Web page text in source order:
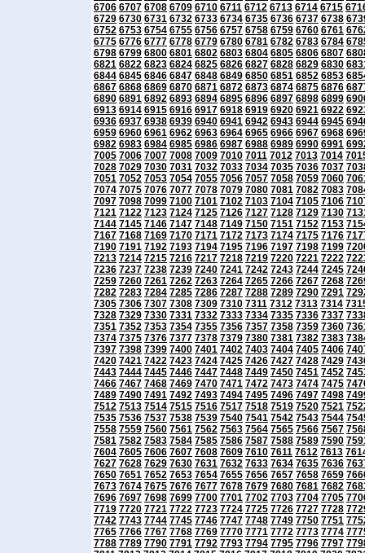
6706 6707 6708 6709 6710 6711 6712 6713 6714 6715
6729 6730 6731 6732 6733 6734 6735 6736 6737 6738
6752 6753 6754 6755 6756 6757 6758 6759 6760 6761
6775 6776 6777 6778 6779 6780 6781 6782 6783 6784
6798 6799 6800 6801 6802 6803 6804 6805 6806 6807
6821 6822 6823 6824 6825 6826 6827 6828 6829 6830
6844 6845 6846 6847 6848 6849 6850 6851 6852 6853
6867 6868 6869 6870 6871 6872 6873 6874 6875 6876
6890 6891 6892 6893 6894 6895 6896 6897 6898 6899
6913 6914 6915 6916 6917 6918 6919 6920 6921 6922
6936 6937 6938 6939 6940 6941 6942 6943 6944 6945
6959 6960 6961 6962 6963 6964 6965 6966 6967 6968
6982 6983 6984 6985 6986 6987 6988 6989 6990 6991
7005 7006 7007 7008 7009 7010 7011 7012 7013 7014
7028 7029 7030 7031 7032 7033 7034 7035 7036 7037
7051 7052 7053 7054 7055 7056 7057 7058 7059 7060
7074 7075 7076 7077 7078 7079 7080 7081 7082 7083
7097 7098 7099 7100 7101 7102 7103 7104 7105 7106
7121 7122 7123 7124 7125 7126 7127 7128 7129 7130
7144 7145 7146 7147 7148 7149 7150 7151 7152 7153
7167 7168 7169 7170 7171 7172 7173 7174 7175 7176
7190 7191 7192 7193 7194 7195 7196 7197 7198 7199
7213 7214 7215 7216 7217 7218 7219 7220 7221 7222
7236 7237 7238 7239 7240 7241 7242 7243 7244 7245
7259 7260 7261 7262 7263 7264 7265 7266 7267 7268
7282 7283 7284 7285 7286 7287 7288 7289 7290 7291
7305 7306 7307 7308 7309 7310 7311 7312 7313 7314
7328 7329 7330 7331 7332 7333 7334 7335 7336 7337
7351 7352 7353 7354 7355 7356 7357 7358 7359 7360
7374 7375 7376 7377 7378 7379 7380 7381 7382 7383
7397 7398 7399 7400 7401 7402 7403 7404 7405 7406
7420 7421 7422 7423 7424 7425 7426 7427 7428 7429
7443 7444 7445 7446 7447 7448 7449 7450 7451 7452
7466 7467 7468 7469 7470 7471 7472 7473 7474 7475
7489 7490 7491 7492 7493 7494 7495 7496 7497 7498
7512 7513 7514 7515 7516 7517 7518 7519 7520 7521
7535 7536 7537 7538 7539 7540 7541 7542 7543 7544
7558 7559 7560 7561 7562 7563 7564 7565 7566 7567
7581 7582 7583 7584 7585 7586 7587 7588 7589 7590
7604 7605 7606 7607 7608 7609 7610 7611 7612 7613
7627 7628 7629 7630 7631 7632 7633 7634 7635 7636
7650 7651 7652 7653 7654 7655 7656 7657 7658 7659
7673 7674 7675 7676 7677 7678 7679 7680 7681 7682
7696 7697 7698 7699 7700 7701 7702 7703 7704 7705
7719 7720 7721 7722 7723 7724 7725 7726 7727 7728
7742 7743 7744 7745 7746 7747 7748 7749 7750 7751
7765 7766 7767 7768 7769 7770 7771 7772 7773 7774
7788 7789 7790 7791 7792 7793 7794 7795 7796 7797